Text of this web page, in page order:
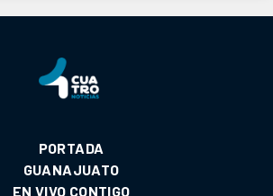
PORTADA
GUANAJUATO
EN VIVO CONTIGO